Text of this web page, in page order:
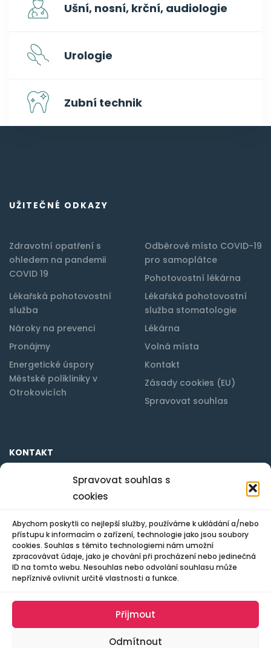
Spravovat souhlas s
cookies
Abychom poskytli co nejlepší služby, používáme k ukládání a/nebo
přístupu k informacím o zařízení, technologie jako jsou soubory
cookies. Souhlas s těmito technologiemi nám umožní
zpracovávat údaje, jako je chování při procházení nebo jedinečná
ID na tomto webu. Nesouhlas nebo odvolání souhlasu může
nepříznivě ovlivnit určité vlastnosti a funkce.
Přijmout
Odmítnout
Ušní, nosní, krční, audiologie
Urologie
Zubní technik
UŽITEČNÉ ODKAZY
Zdravotní opatření s
ohledem na pandemii
COVID 19
Odběrové místo COVID-19
pro samoplátce
Pohotovostní lékárna
Lékařská pohotovostní
služba
Lékařská pohotovostní
služba stomatologie
Nároky na prevenci
Lékárna
Pronájmy
Volná místa
Energetické úspory
Městské polikliniky v
Otrokovicích
Kontakt
Zásady cookies (EU)
Spravovat souhlas
KONTAKT
Městská poliklinika s.r.o. Otrokovice
765 02 Otrokovice
mpo@mpo.otrokovice.cz
577 922 228
© 2023 Všechna práva vyhrazena